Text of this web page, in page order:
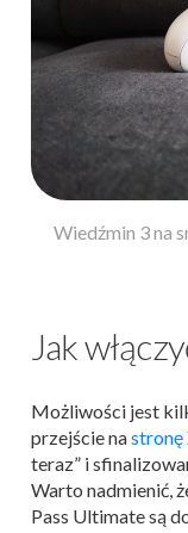
Wiedźmin 3 na
Jak
Możliwości jest
przejście nastronę
teraz” i
Warto nadmienić,
Pass Ultimate są